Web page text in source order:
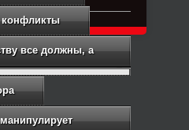
все должны, а